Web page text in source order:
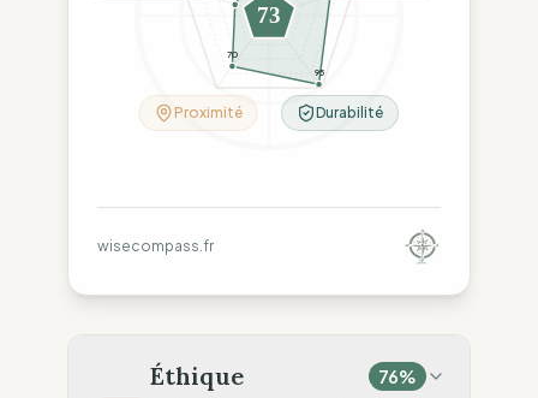
95
70
73
Durabilité
Proximité
wisecompass.fr
Éthique 76%